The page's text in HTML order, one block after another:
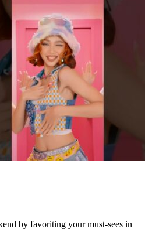
by favoriting your must-sees in